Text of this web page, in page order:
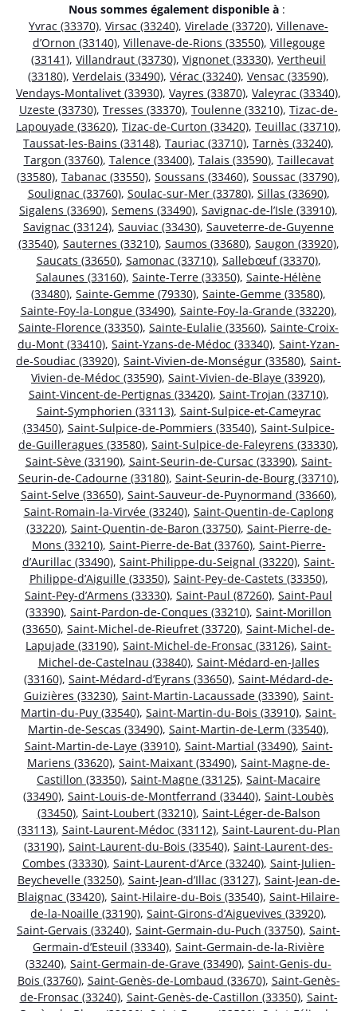
Nous sommes également disponible à :
Yvrac (33370), Virsac (33240), Virelade (33720), Villenave-
d’Ornon (33140), Villenave-de-Rions (33550), Villegouge
(33141), Villandraut (33730), Vignonet (33330), Vertheuil
(33180), Verdelais (33490), Vérac (33240), Vensac (33590),
Vendays-Montalivet (33930), Vayres (33870), Valeyrac (33340),
Uzeste (33730), Tresses (33370), Toulenne (33210), Tizac-de-
Lapouyade (33620), Tizac-de-Curton (33420), Teuillac (33710),
Taussat-les-Bains (33148), Tauriac (33710), Tarnès (33240),
Targon (33760), Talence (33400), Talais (33590), Taillecavat
(33580), Tabanac (33550), Soussans (33460), Soussac (33790),
Soulignac (33760), Soulac-sur-Mer (33780), Sillas (33690),
Sigalens (33690), Semens (33490), Savignac-de-l’Isle (33910),
Savignac (33124), Sauviac (33430), Sauveterre-de-Guyenne
(33540), Sauternes (33210), Saumos (33680), Saugon (33920),
Saucats (33650), Samonac (33710), Sallebœuf (33370),
Salaunes (33160), Sainte-Terre (33350), Sainte-Hélène
(33480), Sainte-Gemme (79330), Sainte-Gemme (33580),
Sainte-Foy-la-Longue (33490), Sainte-Foy-la-Grande (33220),
Sainte-Florence (33350), Sainte-Eulalie (33560), Sainte-Croix-
du-Mont (33410), Saint-Yzans-de-Médoc (33340), Saint-Yzan-
de-Soudiac (33920), Saint-Vivien-de-Monségur (33580), Saint-
Vivien-de-Médoc (33590), Saint-Vivien-de-Blaye (33920),
Saint-Vincent-de-Pertignas (33420), Saint-Trojan (33710),
Saint-Symphorien (33113), Saint-Sulpice-et-Cameyrac
(33450), Saint-Sulpice-de-Pommiers (33540), Saint-Sulpice-
de-Guilleragues (33580), Saint-Sulpice-de-Faleyrens (33330),
Saint-Sève (33190), Saint-Seurin-de-Cursac (33390), Saint-
Seurin-de-Cadourne (33180), Saint-Seurin-de-Bourg (33710),
Saint-Selve (33650), Saint-Sauveur-de-Puynormand (33660),
Saint-Romain-la-Virvée (33240), Saint-Quentin-de-Caplong
(33220), Saint-Quentin-de-Baron (33750), Saint-Pierre-de-
Mons (33210), Saint-Pierre-de-Bat (33760), Saint-Pierre-
d’Aurillac (33490), Saint-Philippe-du-Seignal (33220), Saint-
Philippe-d’Aiguille (33350), Saint-Pey-de-Castets (33350),
Saint-Pey-d’Armens (33330), Saint-Paul (87260), Saint-Paul
(33390), Saint-Pardon-de-Conques (33210), Saint-Morillon
(33650), Saint-Michel-de-Rieufret (33720), Saint-Michel-de-
Lapujade (33190), Saint-Michel-de-Fronsac (33126), Saint-
Michel-de-Castelnau (33840), Saint-Médard-en-Jalles
(33160), Saint-Médard-d’Eyrans (33650), Saint-Médard-de-
Guizières (33230), Saint-Martin-Lacaussade (33390), Saint-
Martin-du-Puy (33540), Saint-Martin-du-Bois (33910), Saint-
Martin-de-Sescas (33490), Saint-Martin-de-Lerm (33540),
Saint-Martin-de-Laye (33910), Saint-Martial (33490), Saint-
Mariens (33620), Saint-Maixant (33490), Saint-Magne-de-
Castillon (33350), Saint-Magne (33125), Saint-Macaire
(33490), Saint-Louis-de-Montferrand (33440), Saint-Loubès
(33450), Saint-Loubert (33210), Saint-Léger-de-Balson
(33113), Saint-Laurent-Médoc (33112), Saint-Laurent-du-Plan
(33190), Saint-Laurent-du-Bois (33540), Saint-Laurent-des-
Combes (33330), Saint-Laurent-d’Arce (33240), Saint-Julien-
Beychevelle (33250), Saint-Jean-d’Illac (33127), Saint-Jean-de-
Blaignac (33420), Saint-Hilaire-du-Bois (33540), Saint-Hilaire-
de-la-Noaille (33190), Saint-Girons-d’Aiguevives (33920),
Saint-Gervais (33240), Saint-Germain-du-Puch (33750), Saint-
Germain-d’Esteuil (33340), Saint-Germain-de-la-Rivière
(33240), Saint-Germain-de-Grave (33490), Saint-Genis-du-
Bois (33760), Saint-Genès-de-Lombaud (33670), Saint-Genès-
de-Fronsac (33240), Saint-Genès-de-Castillon (33350), Saint-